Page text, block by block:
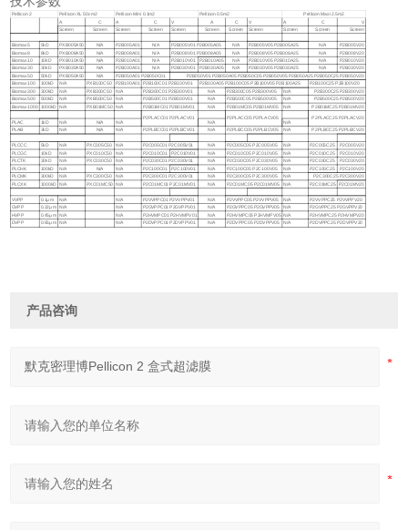
Pellicon 2 Pellicon XL 50cm2 Pellicon Mini 0.1m2 Pellicon 0.5m2 Pellicon Maxi 2.5m2
A C A C V A C V A C V
Screen Screen Screen Screen Screen Screen Screen Screen Screen Screen Screen
Biomax 5 5kD PXB005A50 N/A P2B005A01 N/A P2B005V01 P2B005A05 N/A P2B005V05 P2B005A25 N/A P2B005V20
Biomax 8 8kD PXB008A50 N/A P2B008A01 N/A P2B008V01 P2B008A05 N/A P2B008V05 P2B008A25 N/A
P2B008V20
Biomax 10
10kD PXB010A50 N/A P2B010A01 N/A P2B010V01 P2B010A05 N/A P2B010V05 P2B010A25 N/A P2B010V20
Biomax 30 30kD PXB030A50 N/A P2B030A01 N/A P2B030V01 P2B030A05 N/A P2B030V05 P2B030A25 N/A P2B030V20
Biomax 50 50kD PXB050A50 N/A P2B050A01 P2B050C01
P2B050V01 P2B050A05 P2B050C05 P2B050V05 P2B050A25 P2B050C25 P2B050V20
Biomax 100
100kD N/A PXB100C50 P2B100A01 P2B100C01 P2B100V01 P2B100A05 P2B100C05 P2B100V05 P2B100A25
P2B100C25 P2B100V20
Biomax 300
300kD N/A PXB300C50 N/A P2B300C01 P2B300V01 N/A P2B300C05 P2B300V05 N/A P2B300C25 P2B300V20
Biomax 500 500kD N/A PXB500C50 N/A P2B500C01 P2B500V01 N/A P2B500C05 P2B500V05 N/A P2B500C25 P2B500V20
Biomax 1000 1000kD N/A PXB01MC50 N/A P2B01MC01 P2B01MV01 N/A P2B01MC05 P2B01MV05 N/A P2B01MC25 P2B01MV20
P2PLACC01 P2PLACV01 P2PLACC05 P2PLACV05 P2PLACC25 P2PLACV20
PLAC 1kD N/A N/A N/A N/A N/A
PLAB 3kD N/A N/A N/A P2PLBCC01 P2PLBCV01 N/A P2PLBCC05 P2PLBCV05 N/A P2PLBCC25 P2PLBCV20
PLCCC 5kD N/A PXC005C50 N/A P2C005C01 P2C005V01 N/A P2C005C05 P2C005V05 N/A P2C005C25
P2C005V20
PLCGC
10kD N/A PXC010C50 N/A P2C010C01 P2C010V01 N/A P2C010C05 P2C010V05 N/A P2C010C25
P2C010V20
PLCTK
30kD N/A PXC030C50 N/A P2C030C01 P2C030V01 N/A P2C030C05 P2C030V05 N/A P2C030C25
P2C030V20
PLCHK
100kD N/A N/A N/A P2C100C01 P2C100V01 N/A P2C100C05 P2C100V05 N/A P2C100C25 P2C100V20
PLCMK 300kD N/A PXC300C50 N/A P2C300C01 P2C300V01 N/A P2C300C05 P2C300V05 N/A P2C300C25 P2C300V20
PLCXK 1000kD N/A PXC01MC50 N/A P2C01MC01 P2C01MV01 N/A P2C01MC05 P2C01MV05 N/A P2C01MC25 P2C01MV20
VVPP 0.1μ m N/A N/A P2VVPPC01 P2VVPPV01 N/A P2VVPPC05 P2VVPPV05 N/A P2VVPPC25 P2VVPPV20
GVPP 0.22μ m N/A N/A P2GVPPC01 P2GVPPV01 N/A P2GVPPC05 P2GVPPV05 N/A P2GVPPC25 P2GVPPV20
HVPP 0.45μ m N/A N/A P2HVMPC01 P2HVMPV01 N/A P2HVMPC05 P2HVMPV05 N/A
P2HVMPC25 P2HVMPV20
DVPP
0.65μ m N/A N/A P2DVPPC01 P2DVPPV01 N/A P2DVPPC05 P2DVPPV05 N/A P2DVPPC25 P2DVPPV20
产品咨询